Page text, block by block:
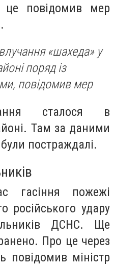
повідомив мер
«шахеда» у
поряд із
повідомив мер
сталося в
Там за даними
постраждалі.
гасіння пожежі
російського удару
ДСНС. Ще
Про це через
повідомив міністр